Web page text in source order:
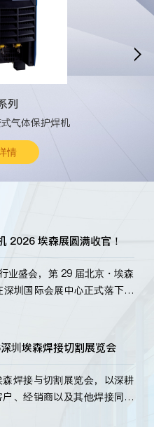
列
气体保护焊机
情

2026 埃森展圆满收官！
业盛会，第 29 届北京・埃森
圳国际会展中心正式落下帷
术。新老客户、行业伙伴、
…
圳埃森焊接切割展览会
焊接与切割展览会，以深耕
、经销商以及其他焊接同仁